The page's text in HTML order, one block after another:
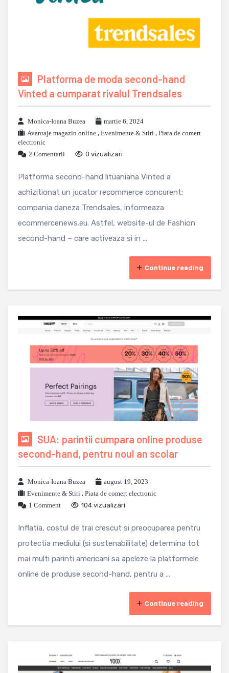
Platforma de moda second-hand
Vinted a cumparat rivalul Trendsales
Monica-Ioana Buzea
martie 6, 2024
Avantaje magazin online , Evenimente & Stiri , Piata de comert
electronic
2 Comentarii
0 vizualizari
Platforma second-hand lituaniana Vinted a
achizitionat un jucator recommerce concurent:
compania daneza Trendsales, informeaza
ecommercenews.eu. Astfel, website-ul de Fashion
second-hand – care activeaza si in ...
Continue reading
SUA: parintii cumpara online produse
second-hand, pentru noul an scolar
Monica-Ioana Buzea
august 19, 2023
Evenimente & Stiri , Piata de comert electronic
1 Comment
104 vizualizari
Inflatia, costul de trai crescut si preocuparea pentru
protectia mediului (si sustenabilitate) determina tot
mai multi parinti americani sa apeleze la platformele
online de produse second-hand, pentru a ...
Continue reading